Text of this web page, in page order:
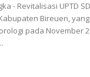
- Revitalisasi UPTD
Bireuen,
pada November